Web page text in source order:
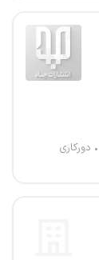
دورکاری